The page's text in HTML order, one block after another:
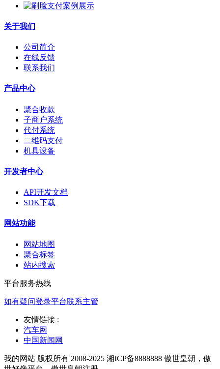
关于我们
公司简介
在线反馈
联系我们
产品中心
聚合收款
子商户系统
代付系统
二维码支付
机具设备
开发者中心
API开发文档
SDK下载
网站功能
网站地图
聚合标签
站内搜索
平台服务热线
如有疑问登录平台联系主管
友情链接 :
汽车网
中国新闻网
我的网站 版权所有 2008-2025 湘ICP备8888888 傲世皇朝，傲